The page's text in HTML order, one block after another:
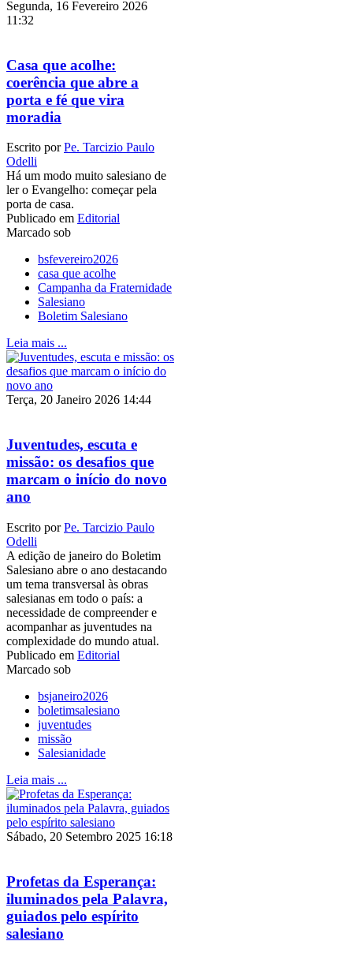
Segunda, 16 Fevereiro 2026
11:32
Casa que acolhe:
coerência que abre a
porta e fé que vira
moradia
Escrito porPe. Tarcizio Paulo
Odelli
Há um modo muito salesiano de
ler o Evangelho: começar pela
porta de casa.
Publicado em Editorial
Marcado sob
bsfevereiro2026
casa que acolhe
Campanha da Fraternidade
Salesiano
Boletim Salesiano
Leia mais ...
Terça, 20 Janeiro 2026 14:44
Juventudes, escuta e
missão: os desafios que
marcam o início do novo
ano
Escrito porPe. Tarcizio Paulo
Odelli
A edição de janeiro do Boletim
Salesiano abre o ano destacando
um tema transversal às obras
salesianas em todo o país: a
necessidade de compreender e
acompanhar as juventudes na
complexidade do mundo atual.
Publicado em Editorial
Marcado sob
bsjaneiro2026
boletimsalesiano
juventudes
missão
Salesianidade
Leia mais ...
Sábado, 20 Setembro 2025 16:18
Profetas da Esperança:
iluminados pela Palavra,
guiados pelo espírito
salesiano